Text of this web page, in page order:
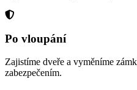
Po vloupání
Zajistíme dveře a vyměníme
zabezpečením.